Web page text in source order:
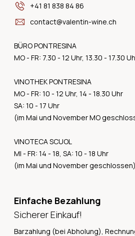
+41 81 838 84 86
contact@valentin-wine.ch
BÜRO PONTRESINA
MO - FR: 7.30 - 12 Uhr, 13.30 - 17.30
VINOTHEK PONTRESINA
MO - FR: 10 - 12 Uhr, 14 - 18.30 Uhr
SA: 10 - 17 Uhr
(im Mai und November MO
VINOTECA SCUOL
MI - FR: 14 - 18, SA: 10 - 18 Uhr
(im Mai und November geschlossen)
Einfache Bezahlung
Sicherer Einkauf!
Barzahlung (bei Abholung),